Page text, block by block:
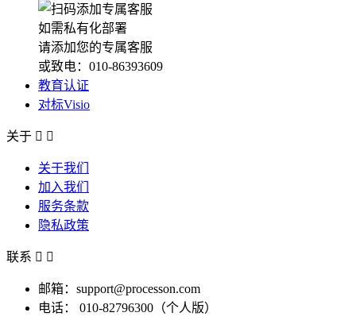
如需私有化部署
请添加您的专属客服
或致电：010-86393609
教育认证
对标Visio
关于  
关于我们
加入我们
服务条款
隐私政策
联系  
邮箱：support@processon.com
电话：
010-82796300（个人版）